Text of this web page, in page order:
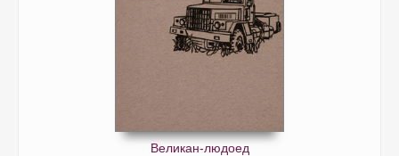
Великан-людоед